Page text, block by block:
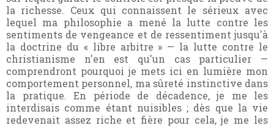
la richesse. Ceux qui connaissent le sérieux avec
lequel ma philosophie a mené la lutte contre les
sentiments de vengeance et de ressentiment jusqu'à
la doctrine du « libre arbitre » — la lutte contre le
christianisme n'en est qu'un cas particulier —
comprendront pourquoi je mets ici en lumière mon
comportement personnel, ma sûreté instinctive dans
la pratique. En période de décadence, je me les
interdisais comme étant nuisibles ; dès que la vie
redevenait assez riche et fière pour cela, je me les